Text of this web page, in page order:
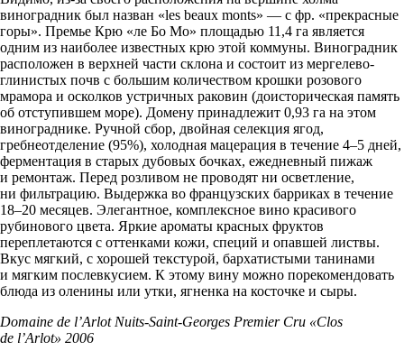
виноградник был назван «les beaux monts» — с фр. «прекрасные
горы». Премье Крю «ле Бо Мо» площадью 11,4 га является
одним из наиболее известных крю этой коммуны. Виноградник
расположен в верхней части склона и состоит из мергелево-
глинистых почв с большим количеством крошки розового
мрамора и осколков устричных раковин (доисторическая память
об отступившем море). Домену принадлежит 0,93 га на этом
винограднике. Ручной сбор, двойная селекция ягод,
гребнеотделение (95%), холодная мацерация в течение 4–5 дней,
ферментация в старых дубовых бочках, ежедневный пижаж
и ремонтаж. Перед розливом не проводят ни осветление,
ни фильтрацию. Выдержка во французских барриках в течение
18–20 месяцев. Элегантное, комплексное вино красивого
рубинового цвета. Яркие ароматы красных фруктов
переплетаются с оттенками кожи, специй и опавшей листвы.
Вкус мягкий, с хорошей текстурой, бархатистыми танинами
и мягким послевкусием. К этому вину можно порекомендовать
блюда из оленины или утки, ягненка на косточке и сыры.
Domaine de l’Arlot Nuits-Saint-Georges Premier Cru «Clos
de l’Arlot» 2006